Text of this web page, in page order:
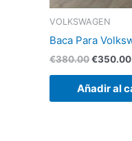
VOLKSWAGEN
Baca Para
€380.00€350.00
Añadir al